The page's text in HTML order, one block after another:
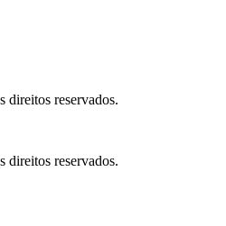
reservados.
reservados.